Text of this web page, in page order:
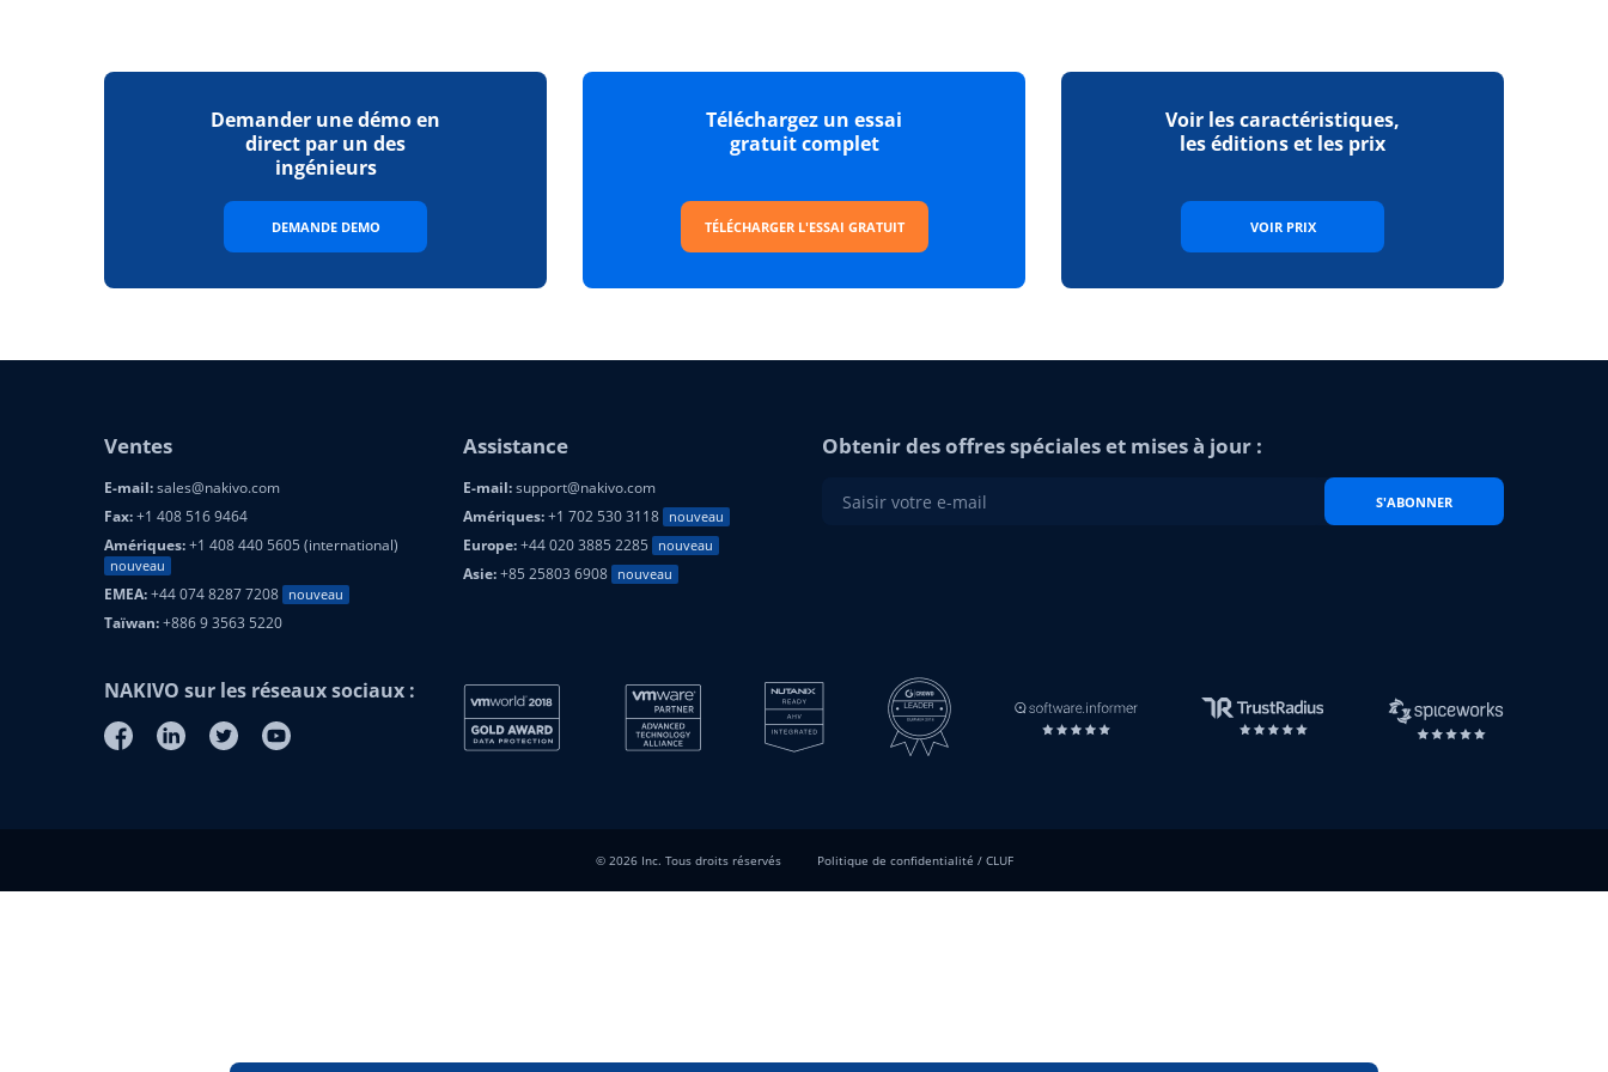
Demander une démo en
direct par un des
ingénieurs
DEMANDE DEMO
Téléchargez un essai
gratuit complet
TÉLÉCHARGER L'ESSAI GRATUIT
Voir les caractéristiques,
les éditions et les prix
VOIR PRIX
Ventes
E-mail:sales@nakivo.com
Fax:+1 408 516 9464
Amériques:+1 408 440 5605 (international)
nouveau
EMEA:+44 074 8287 7208 nouveau
Taïwan:+886 9 3563 5220
Assistance
E-mail:support@nakivo.com
Amériques:+1 702 530 3118 nouveau
Europe:+44 020 3885 2285 nouveau
Asie:+85 25803 6908 nouveau
Obtenir des offres spéciales et mises à jour :
S'ABONNER
NAKIVO sur les réseaux sociaux :
© 2026 Inc. Tous droits réservés Politique de confidentialité / CLUF